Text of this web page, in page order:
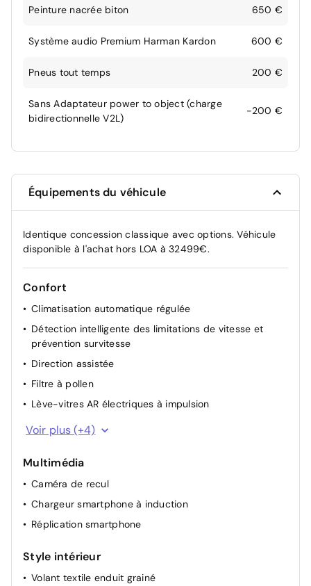
Peinture nacrée biton 650 €
Système audio Premium Harman Kardon 600 €
Pneus tout temps 200 €
Sans Adaptateur power to object (charge
bidirectionnelle V2L)
-200 €
Équipements du véhicule
Identique concession classique avec options. Véhicule
disponible à l'achat hors LOA à 32499€.
Confort
Climatisation automatique régulée
Détection intelligente des limitations de vitesse et
prévention survitesse
Direction assistée
Filtre à pollen
Lève-vitres AR électriques à impulsion
Lève-vitres AV électriques à impulsion
Pompe à chaleur
Sièges AV chauffants
Voir plus (+4)
Multimédia
Caméra de recul
Chargeur smartphone à induction
Réplication smartphone
Style intérieur
Volant textile enduit grainé